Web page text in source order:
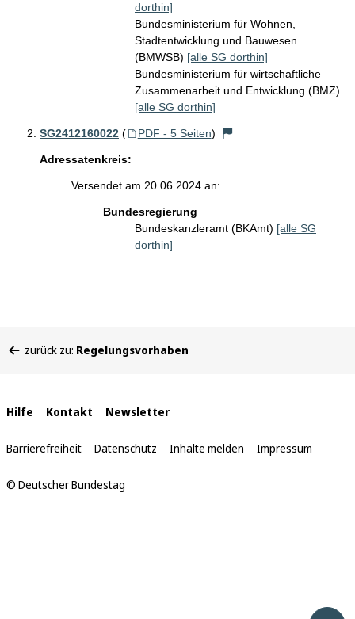
dorthin]
Bundesministerium für Wohnen,
Stadtentwicklung und Bauwesen
(BMWSB) [alle SG dorthin]
Bundesministerium für wirtschaftliche
Zusammenarbeit und Entwicklung (BMZ)
[alle SG dorthin]
SG2412160022 ( PDF - 5 Seiten)
Adressatenkreis:
Versendet am 20.06.2024 an:
Bundesregierung
Bundeskanzleramt (BKAmt) [alle SG
dorthin]
befinden
zurück zu: Regelungsvorhaben
Interne
Links
Hilfe Kontakt Newsletter
Barrierefreiheit Datenschutz Inhalte melden Impressum
© Deutscher Bundestag